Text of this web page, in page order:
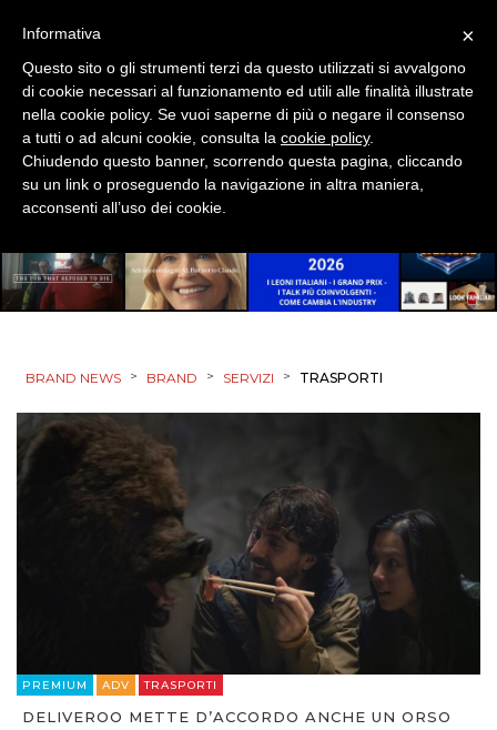
BRAND NEWS > BRAND > SERVIZI > TRASPORTI
PREMIUM ADV TRASPORTI
DELIVEROO METTE D’ACCORDO ANCHE UN ORSO
×
Informativa
Questo sito o gli strumenti terzi da questo utilizzati si avvalgono
di cookie necessari al funzionamento ed utili alle finalità illustrate
nella cookie policy. Se vuoi saperne di più o negare il consenso
a tutti o ad alcuni cookie, consulta la cookie policy.
Chiudendo questo banner, scorrendo questa pagina, cliccando
su un link o proseguendo la navigazione in altra maniera,
acconsenti all’uso dei cookie.